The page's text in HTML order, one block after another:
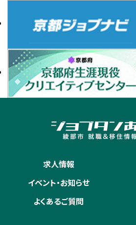
求人情報
イベント・お知らせ
よくあるご質問